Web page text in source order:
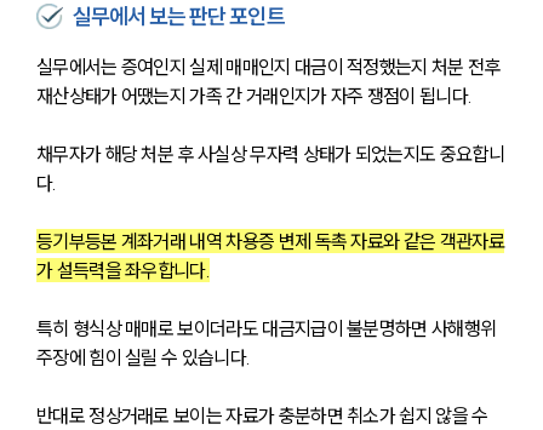
실무에서 보는 판단 포인트
실무에서는 증여인지 실제 매매인지 대금이 적정했는지 처분 전후
재산상태가 어땠는지 가족 간 거래인지가 자주 쟁점이 됩니다.
채무자가 해당 처분 후 사실상 무자력 상태가 되었는지도 중요합니
다.
등기부등본 계좌거래 내역 차용증 변제 독촉 자료와 같은 객관자료
가 설득력을 좌우합니다.
특히 형식상 매매로 보이더라도 대금지급이 불분명하면 사해행위
주장에 힘이 실릴 수 있습니다.
반대로 정상거래로 보이는 자료가 충분하면 취소가 쉽지 않을 수